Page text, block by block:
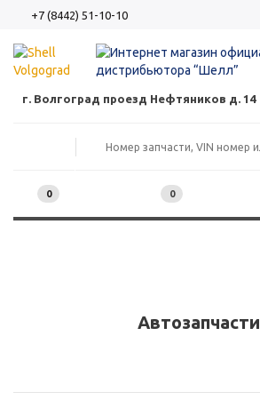
+7 (8442) 51-10-10
г. Волгоград проезд Нефтяников д. 14
0 0
Автозапчасти